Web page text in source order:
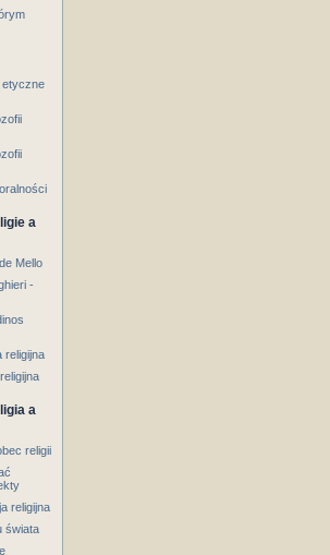
etyczne
a
Mello
-
religijna
a
religii
religijna
świata